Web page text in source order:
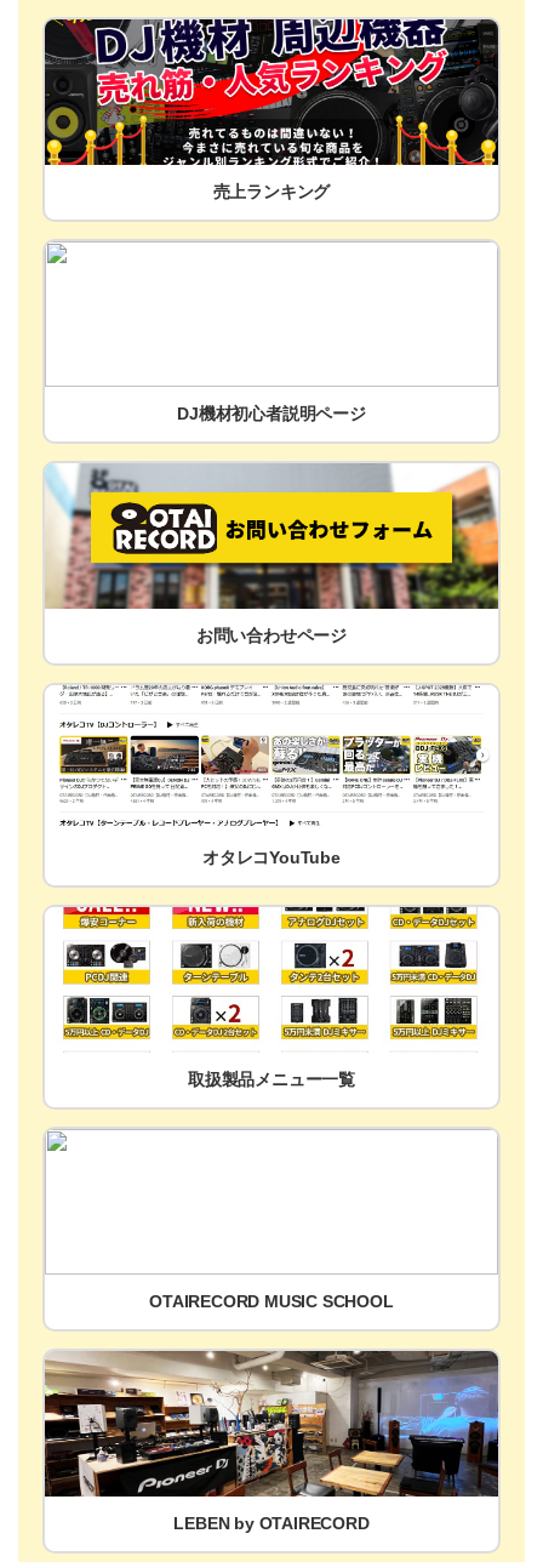
売上ランキング
DJ機材初心者説明ページ
お問い合わせページ
オタレコYouTube
取扱製品メニュー一覧
OTAIRECORD MUSIC SCHOOL
LEBEN by OTAIRECORD